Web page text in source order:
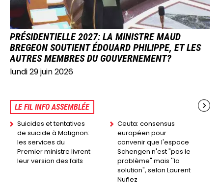
PRÉSIDENTIELLE 2027: LA MINISTRE MAUD
BREGEON SOUTIENT ÉDOUARD PHILIPPE, ET LES
AUTRES MEMBRES DU GOUVERNEMENT?
lundi 29 juin 2026
LE FIL INFO ASSEMBLÉE
Suicides et tentatives
de suicide à Matignon:
les services du
Premier ministre livrent
leur version des faits
Ceuta: consensus
européen pour
convenir que l'espace
Schengen n'est "pas le
problème" mais ''la
solution", selon Laurent
Nuñez